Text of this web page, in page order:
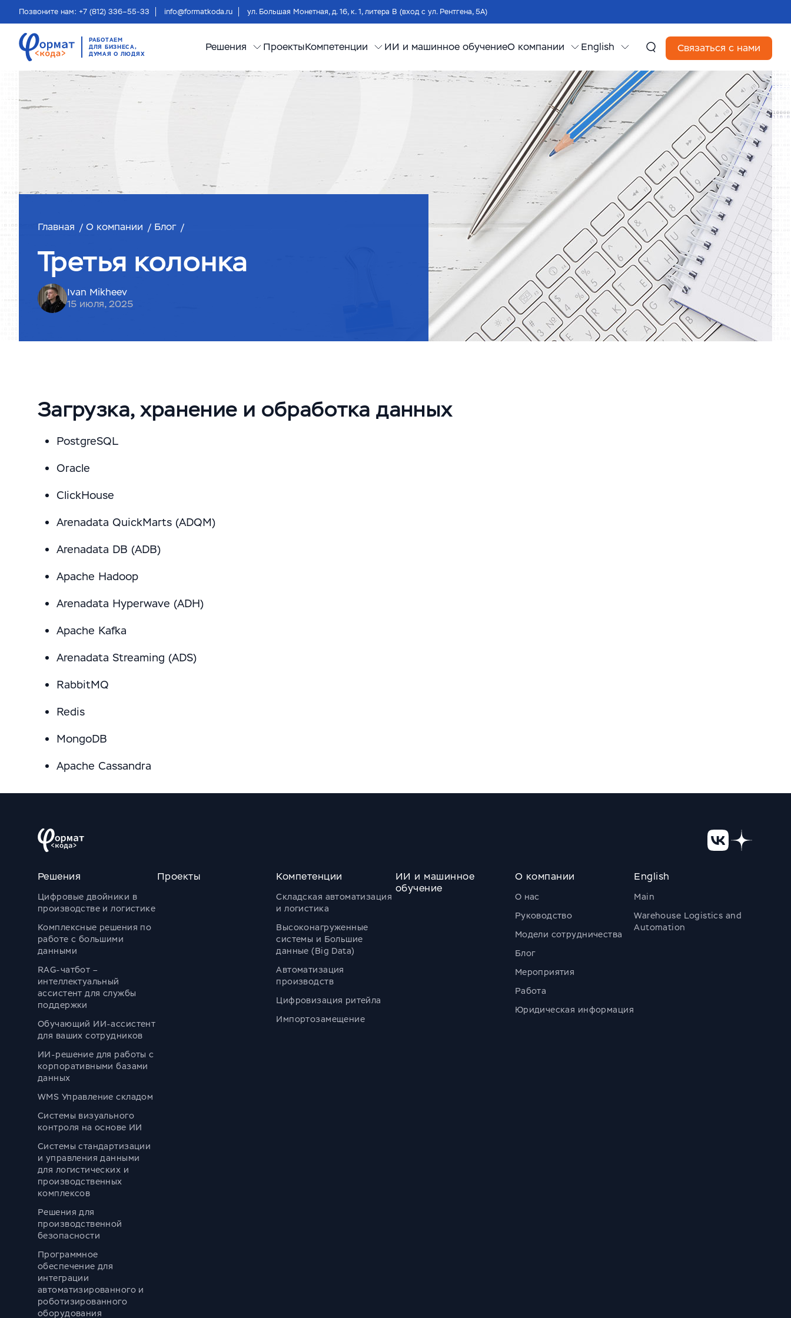
Позвоните нам: +7 (812) 336–55-33 info@formatkoda.ru ул. Большая Монетная, д. 16, к. 1, литера В (вход с ул. Рентгена, 5А)
РАБОТАЕМ
ДЛЯ БИЗНЕСА,
ДУМАЯ О ЛЮДЯХ
Решения ПроектыКомпетенции ИИ и машинное обучениеО компании English Связаться с нами
Главная О компании Блог
Третья колонка
Ivan Mikheev
15 июля, 2025
Загрузка, хранение и обработка данных
PostgreSQL
Oracle
ClickHouse
Arenadata QuickMarts (ADQM)
Arenadata DB (ADB)
Apache Hadoop
Arenadata Hyperwave (ADH)
Apache Kafka
Arenadata Streaming (ADS)
RabbitMQ
Redis
MongoDB
Apache Cassandra
Решения
Цифровые двойники в
производстве и логистике
Комплексные решения по
работе с большими
данными
RAG-чатбот –
интеллектуальный
ассистент для службы
поддержки
Обучающий ИИ-ассистент
для ваших сотрудников
ИИ-решение для работы с
корпоративными базами
данных
WMS Управление складом
Системы визуального
контроля на основе ИИ
Системы стандартизации
и управления данными
для логистических и
производственных
комплексов
Решения для
производственной
безопасности
Программное
обеспечение для
интеграции
автоматизированного и
роботизированного
оборудования
Проекты Компетенции
Складская автоматизация
и логистика
Высоконагруженные
системы и Большие
данные (Big Data)
Автоматизация
производств
Цифровизация ритейла
Импортозамещение
ИИ и машинное
обучение
О компании
О нас
Руководство
Модели сотрудничества
Блог
Мероприятия
Работа
Юридическая информация
English
Main
Warehouse Logistics and
Automation